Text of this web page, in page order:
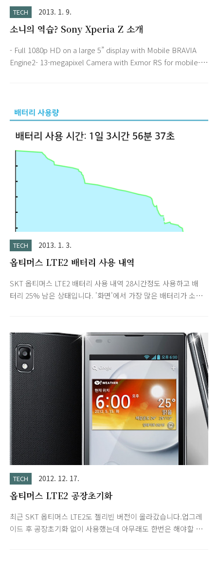
TECH 2013. 1. 9.
소니의 역습? Sony Xperia Z 소개
- Full 1080p HD on a large 5” display with Mobile BRAVIA
Engine2- 13-megapixel Camera with Exmor RS for mobile-
part of the action with the 1080 x 1920 full HD Reality
Display. Super clear, super blackThe OptiContrast™ panel
b..
TECH 2013. 1. 3.
옵티머스 LTE2 배터리 사용 내역
SKT 옵티머스 LTE2 배터리 사용 내역 28시간정도 사용하고 배
터리 25% 남은 상태입니다. '화면'에서 가장 많은 배터리가 소모
로 평소보다 조금 더 사용했던 것 같습니다. (사용시 그래프 가파
르게 떨어짐.) 이틀 후 다시 측정한 내역입니다. 평소처럼 사용해
서 36시간정도 사용 후 배터리 25% 남은 상태입니다. 이번에는
'화면' 포함입니다. 기타 사용 환경 - Wi-Fi, 동기화 ON - 화면 밝
기 20% - 위젯 사용 (Zooper, Smooth Calendar,스마트 월렛,
모바일 티월드, 메모, 달력, 메모리 정리, 구글 검색) 옵티머스 배
터리 사용 내역은 설정 -..
TECH 2012. 12. 17.
옵티머스 LTE2 공장초기화
최근 SKT 옵티머스 LTE2도 젤리빈 버전이 올라갔습니다.업그레
이드 후 공장초기화 없이 사용했는데 아무래도 한번은 해야할 것